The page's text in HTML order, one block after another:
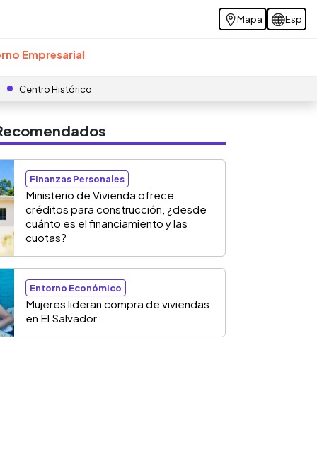
Mapa Esp
Empresarial
Centro Histórico
Finanzas Personales
Ministerio de Vivienda ofrece
créditos para construcción, ¿desde
cuánto es el financiamiento y las
cuotas?
Entorno Económico
Mujeres lideran compra de viviendas
en El Salvador